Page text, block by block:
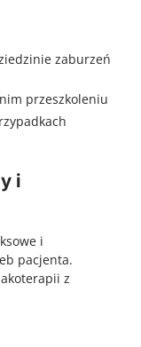
zaburzeń
przeszkoleniu
i
i
pacjenta.
z